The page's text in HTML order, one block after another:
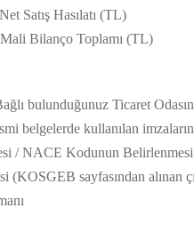
Satış Hasılatı (TL)
Bilanço Toplamı (TL)
bulunduğunuz Ticaret
belgelerde kullanılan
/ NACE Kodunun Belirlenmesi
(KOSGEB sayfasından alınan